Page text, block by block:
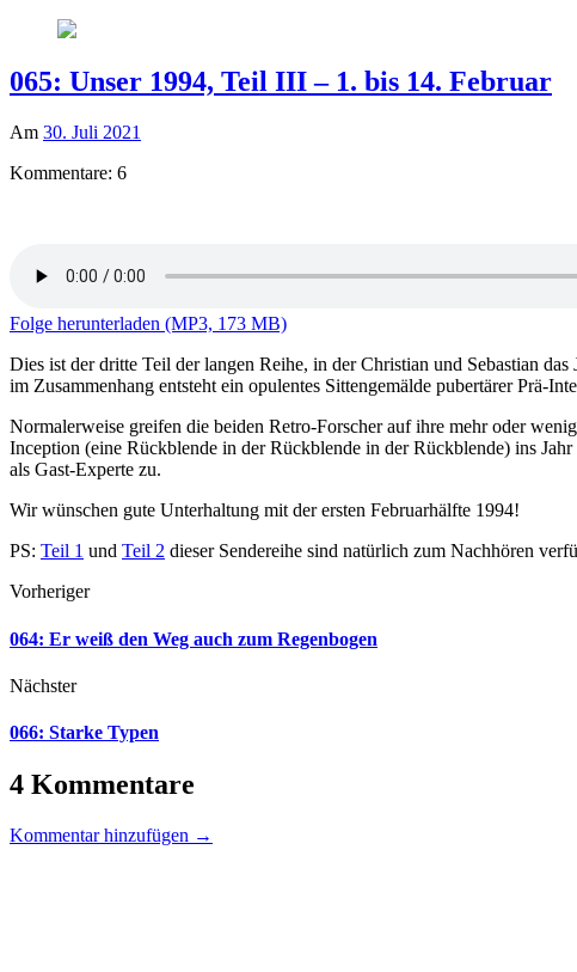
065: Unser 1994, Teil III – 1. bis 14. Februar
Am 30. Juli 2021
Kommentare: 6
Folge herunterladen (MP3, 173 MB)
Dies ist der dritte Teil der langen Reihe, in der Christian und Sebastian
im Zusammenhang entsteht ein opulentes Sittengemälde pubertärer Prä-
Normalerweise greifen die beiden Retro-Forscher auf ihre mehr oder
Inception (eine Rückblende in der Rückblende in der Rückblende) ins
als Gast-Experte zu.
Wir wünschen gute Unterhaltung mit der ersten Februarhälfte 1994!
PS: Teil 1 und Teil 2 dieser Sendereihe sind natürlich zum Nachhören
Vorheriger
064: Er weiß den Weg auch zum Regenbogen
Nächster
066: Starke Typen
4 Kommentare
Kommentar hinzufügen →